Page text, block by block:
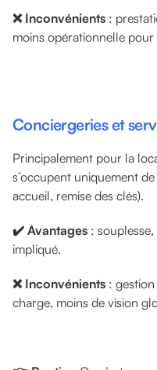
❌ Inconvénients :
moins opérationnelle
Conciergeries et
Principalement pour la
s’occupent uniquement
accueil, remise des clés).
✔️ Avantages :
impliqué.
❌ Inconvénients :
charge, moins de vision